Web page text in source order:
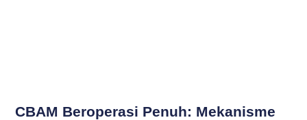
CBAM Beroperasi Penuh: Mekanisme